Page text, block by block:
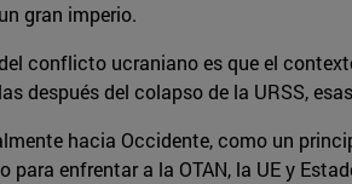
gran imperio.
conflicto ucraniano es que el
después del colapso de la URSS,
hacia Occidente, como un
enfrentar a la OTAN, la UE y